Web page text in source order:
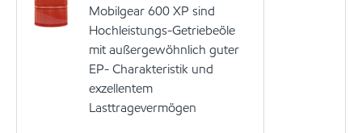
Mobilgear 600 XP sind
Hochleistungs-Getriebeöle
mit außergewöhnlich guter
EP- Charakteristik und
exzellentem
Lasttragevermögen